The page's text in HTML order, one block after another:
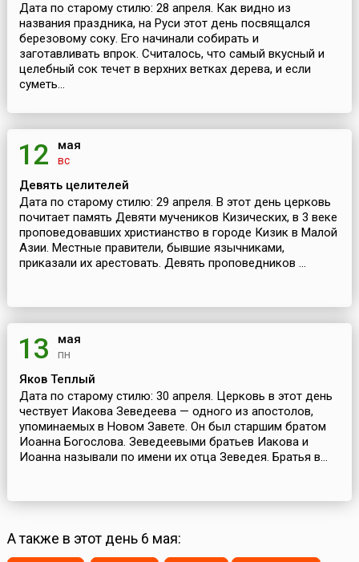
Дата по старому стилю: 28 апреля. Как видно из
названия праздника, на Руси этот день посвящался
березовому соку. Его начинали собирать и
заготавливать впрок. Считалось, что самый вкусный и
целебный сок течет в верхних ветках дерева, и если
суметь...
12 мая
вс
Девять целителей
Дата по старому стилю: 29 апреля. В этот день церковь
почитает память Девяти мучеников Кизических, в 3 веке
проповедовавших христианство в городе Кизик в Малой
Азии. Местные правители, бывшие язычниками,
приказали их арестовать. Девять проповедников ...
13 мая
пн
Яков Теплый
Дата по старому стилю: 30 апреля. Церковь в этот день
чествует Иакова Зеведеева — одного из апостолов,
упоминаемых в Новом Завете. Он был старшим братом
Иоанна Богослова. Зеведеевыми братьев Иакова и
Иоанна называли по имени их отца Зеведея. Братья в...
А также в этот день 6 мая: